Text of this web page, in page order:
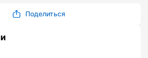
Поделиться